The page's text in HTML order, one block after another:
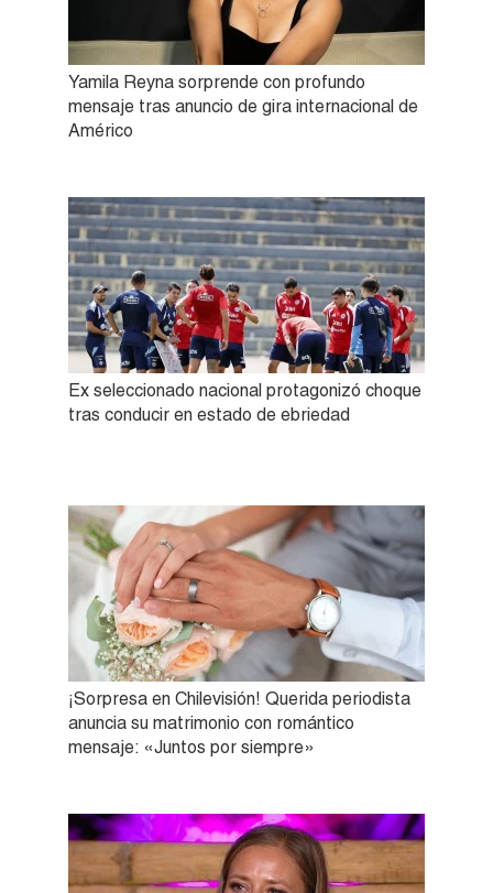
Yamila Reyna sorprende con profundo
mensaje tras anuncio de gira internacional de
Américo
Ex seleccionado nacional protagonizó choque
tras conducir en estado de ebriedad
¡Sorpresa en Chilevisión! Querida periodista
anuncia su matrimonio con romántico
mensaje: «Juntos por siempre»